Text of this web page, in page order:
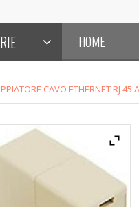
HOME
CAVO ETHERNET RJ